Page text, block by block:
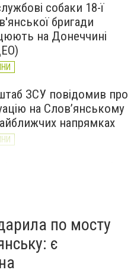
собаки 18-ї
бригади
на Донеччині
ЗСУ повідомив про
на Слов’янському
напрямках
війни: 7 серпня
по мосту
є